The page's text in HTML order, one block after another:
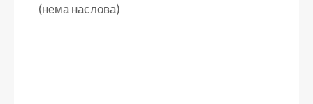
(нема наслова)